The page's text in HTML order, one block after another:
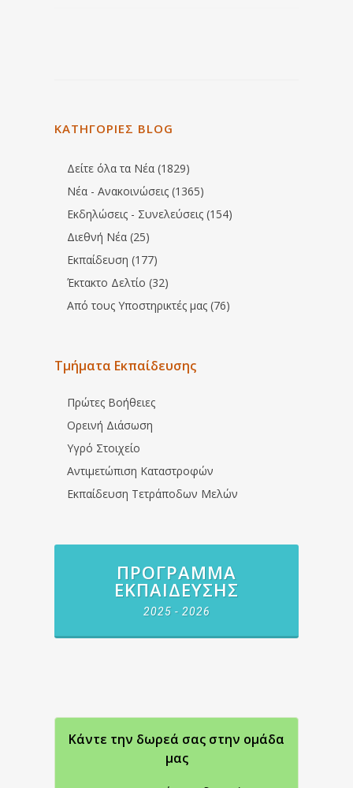
ΚΑΤΗΓΟΡΙΕΣ BLOG
Δείτε όλα τα Νέα (1829)
Νέα - Ανακοινώσεις (1365)
Εκδηλώσεις - Συνελεύσεις (154)
Διεθνή Νέα (25)
Εκπαίδευση (177)
Έκτακτο Δελτίο (32)
Από τους Υποστηρικτές μας (76)
Τμήματα Εκπαίδευσης
Πρώτες Βοήθειες
Ορεινή Διάσωση
Υγρό Στοιχείο
Αντιμετώπιση Καταστροφών
Εκπαίδευση Τετράποδων Μελών
ΠΡΌΓΡΑΜΜΑ
ΕΚΠΑΊΔΕΥΣΗΣ
2025 - 2026
Κάντε την δωρεά σας στην oμάδα
μας